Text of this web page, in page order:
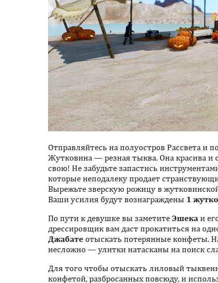
Отправляйтесь на полуостров Рассвета и
Жутковина — резная тыква. Она красива и
свою! Не забудьте запастись
которые неподалеку продает
Вырежьте зверскую рожицу в
Ваши усилия будут вознаграждены 1
По пути к девушке вы заметите Эшека и
дрессировщик вам даст прокатиться на
Джабате отыскать потерянные конфеты.
несложно — улитки натасканы на поиск
Для того чтобы отыскать лиловый
конфетой, разбросанных повсюду, и